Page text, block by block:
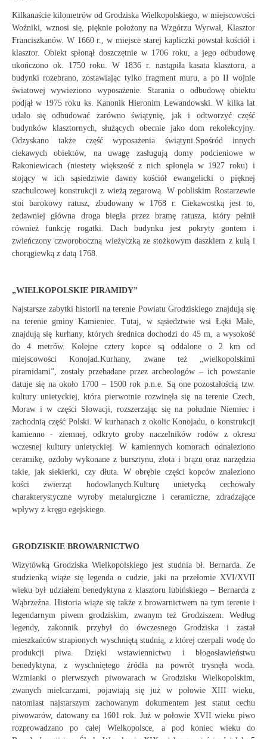
Kilkanaście kilometrów od Grodziska Wielkopolskiego, w miejscowości
Woźniki, wznosi się, pięknie położony na Wzgórzu Wyrwał, Klasztor
Franciszkanów. W 1660 r., w miejsce starej kapliczki powstał kościół i
klasztor. Obiekt spłonął doszczętnie w 1706 roku, a jego odbudowę
ukończono ok. 1750 roku. W 1836 r. nastąpiła kasata klasztoru, a
budynki rozebrano, zostawiając tylko fragment muru, a po II wojnie
światowej wywieziono wyposażenie. Starania o odbudowę obiektu
podjął w 1975 roku ks. Kanonik Hieronim Lewandowski. W kilka lat
udało się odbudować zarówno świątynię, jak i odtworzyć część
budynków klasztornych, służących obecnie jako dom rekolekcyjny.
Odzyskano także część wyposażenia świątyni.Spośród innych
ciekawych obiektów, na uwagę zasługują domy podcieniowe w
Rakoniewicach (niestety większość z nich spłonęła w 1927 roku) i
stojący w ich sąsiedztwie dawny kościół ewangelicki o pięknej
szachulcowej konstrukcji z wieżą zegarową. W pobliskim Rostarzewie
stoi barokowy ratusz, zbudowany w 1768 r. Ciekawostką jest to,
żedawniej główna droga biegła przez bramę ratusza, który pełnił
również funkcję rogatki. Dach budynku jest pokryty gontem i
zwieńczony czworoboczną wieżyczką ze stożkowym daszkiem z kulą i
chorągiewką z datą 1768.
„WIELKOPOLSKIE PIRAMIDY”
Najstarsze zabytki historii na terenie Powiatu Grodziskiego znajdują się
na terenie gminy Kamieniec. Tutaj, w sąsiedztwie wsi Łęki Małe,
znajdują się kurhany, których średnica dochodzi do 45 m, a wysokość
do 4 metrów. Kolejne cztery kopce są oddalone o 2 km od
miejscowości Konojad.Kurhany, zwane też „wielkopolskimi
piramidami”, zostały przebadane przez archeologów – ich powstanie
datuje się na około 1700 – 1500 rok p.n.e. Są one pozostałością tzw.
kultury unietyckiej, która pierwotnie rozwinęła się na terenie Czech,
Moraw i w części Słowacji, rozszerzając się na południe Niemiec i
zachodnią część Polski. W kurhanach z okolic Konojadu, o konstrukcji
kamienno - ziemnej, odkryto groby naczelników rodów z okresu
wczesnej kultury unietyckiej. W kamiennych komorach odnaleziono
ceramikę, ozdoby wykonane z bursztynu, złota i brązu oraz narzędzia
takie, jak siekierki, czy dłuta. W obrębie części kopców znaleziono
kości zwierząt hodowlanych.Kulturę unietycką cechowały
charakterystyczne wyroby metalurgiczne i ceramiczne, zdradzające
wpływy z kręgu egejskiego.
GRODZISKIE BROWARNICTWO
Wizytówką Grodziska Wielkopolskiego jest studnia bł. Bernarda. Ze
studzienką wiąże się legenda o cudzie, jaki na przełomie XVI/XVII
wieku był udziałem benedyktyna z klasztoru lubińskiego – Bernarda z
Wąbrzeźna. Historia wiąże się także z browarnictwem na tym terenie i
legendarnym piwem grodziskim, zwanym też Grodziszem. Według
legendy, zakonnik przybył do ówczesnego Grodziska i zastał
mieszkańców strapionych wyschniętą studnią, z której czerpali wodę do
produkcji piwa. Dzięki wstawiennictwu i błogosławieństwu
benedyktyna, z wyschniętego źródła na powrót trysnęła woda.
Wzmianki o pierwszych piwowarach w Grodzisku Wielkopolskim,
zwanych mielcarzami, pojawiają się już w połowie XIII wieku,
natomiast najstarszym zachowanym dokumentem jest statut cechu
piwowarów, datowany na 1601 rok. Już w połowie XVII wieku piwo
rozprowadzano po całej Wielkopolsce, a pod koniec wieku do